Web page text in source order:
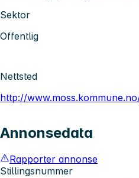
Sektor
Offentlig
Nettsted
http://
Annonsedata
Rapporter annonse
Stillingsnummer